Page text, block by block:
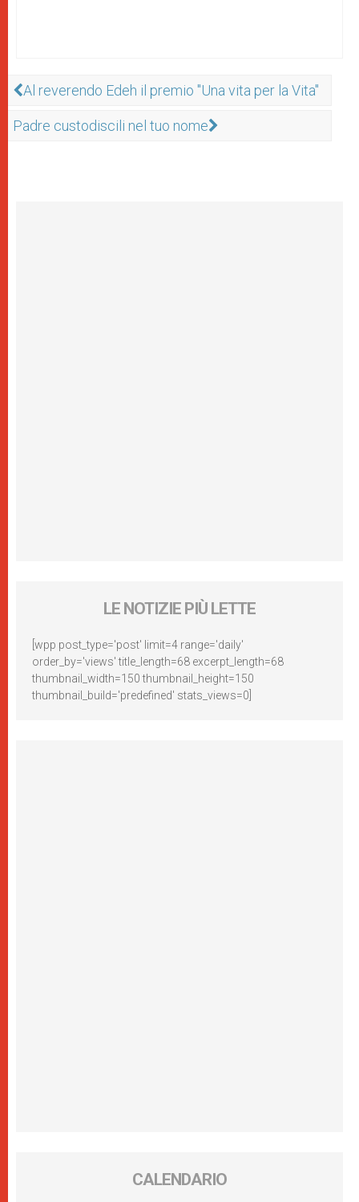
Al reverendo Edeh il premio "Una vita per la Vita"
Padre custodiscili nel tuo nome
LE NOTIZIE PIÙ LETTE
[wpp post_type='post' limit=4 range='daily'
order_by='views' title_length=68 excerpt_length=68
thumbnail_width=150 thumbnail_height=150
thumbnail_build='predefined' stats_views=0]
CALENDARIO